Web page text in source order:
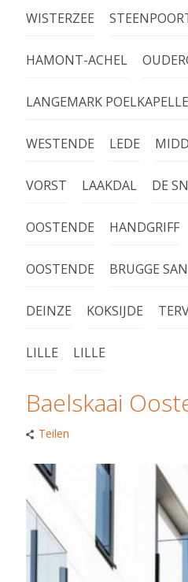
WISTERZEE
HAMONT-ACHEL
LANGEMARK POELKAPELLE
WESTENDE LEDE
VORST LAAKDAL DE
OOSTENDE HANDGRIFF
OOSTENDE BRUGGE
DEINZE KOKSIJDE
LILLE LILLE
Baelskaai
Teilen